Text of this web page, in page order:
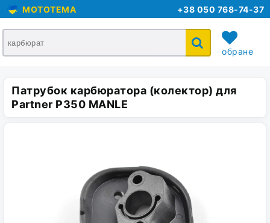
MOTOTEMA +38 050 768-74-37
обране
кошик
Патрубок карбюратора (колектор) для
Partner P350 MANLE